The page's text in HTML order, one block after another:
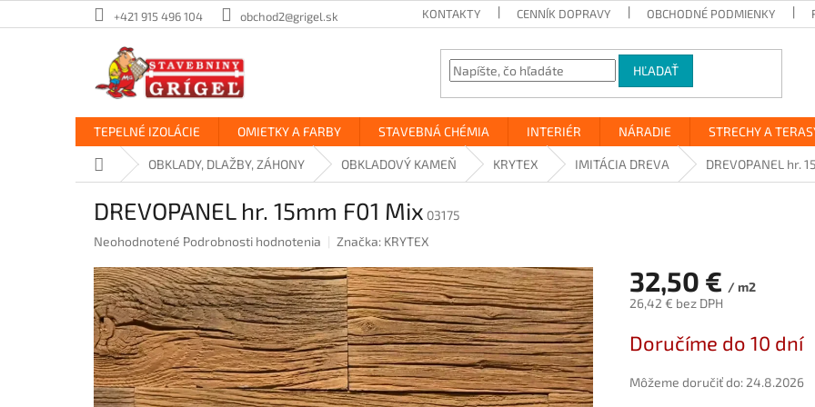
na
+421 915 496 104 obchod2@grigel.sk KONTAKTY CENNÍK DOPRAVY OBCHODNÉ PODMIENKY
HĽADAŤ
TEPELNÉ IZOLÁCIE OMIETKY A FARBY STAVEBNÁ CHÉMIA INTERIÉR NÁRADIE STRECHY A
DomovOBKLADY, DLAŽBY, ZÁHONY OBKLADOVÝ KAMEŇ KRYTEX IMITÁCIA DREVA DREVOPANEL hr.
DREVOPANEL hr. 15mm F01 Mix 03175
Priemerné
produktu
je
0,0
z
5
hviezdičiek.
Neohodnotené Podrobnosti hodnotenia Značka: KRYTEX
32,50 € / m2
26,42 € bez DPH
cena:
Doručíme do 10 dní
Môžeme doručiť do:24.8.2026